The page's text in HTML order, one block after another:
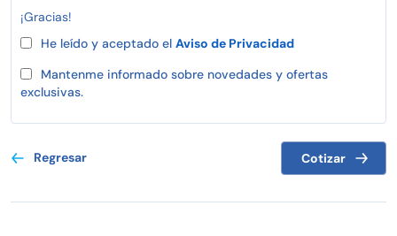
¡Gracias!
He leído y aceptado el Aviso de Privacidad
Mantenme informado sobre novedades y ofertas
exclusivas.
Regresar Cotizar